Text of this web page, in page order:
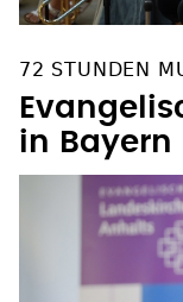
72 STUNDEN
in Bayern